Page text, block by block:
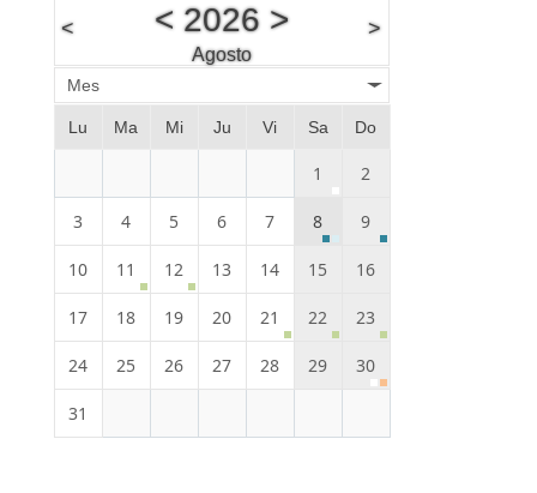
< < 2026>
Agosto
>
Mes
Lu Ma Mi Ju Vi Sa Do
1 2
3 4 5 6 7 8 9
10 11 12 13 14 15 16
17 18 19 20 21 22 23
24 25 26 27 28 29 30
31